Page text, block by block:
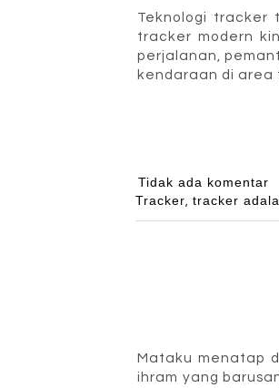
Teknologi tracker
tracker modern
perjalanan,
kendaraan di area
Tidak ada komentar
Tracker tracker
Mataku menatap
ihram yang